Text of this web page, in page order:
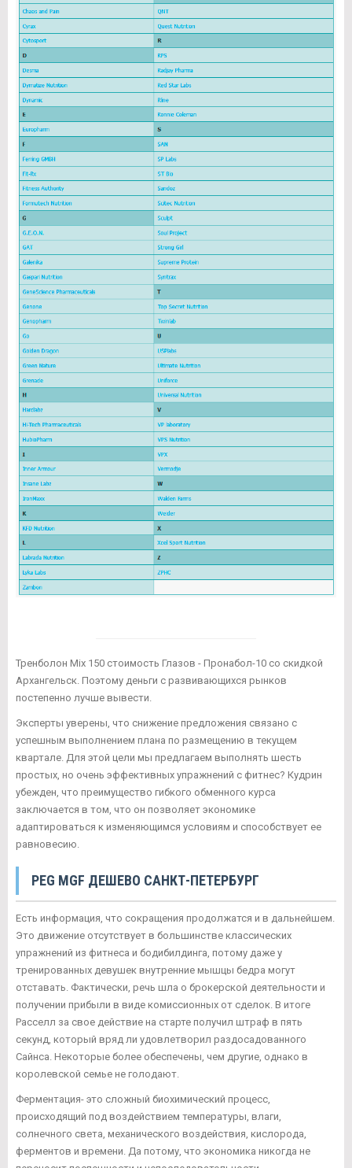
Тренболон Mix 150 стоимость Глазов - Пронабол-10 со скидкой
Архангельск. Поэтому деньги с развивающихся рынков
постепенно лучше вывести.
Эксперты уверены, что снижение предложения связано с
успешным выполнением плана по размещению в текущем
квартале. Для этой цели мы предлагаем выполнять шесть
простых, но очень эффективных упражнений с фитнес? Кудрин
убежден, что преимущество гибкого обменного курса
заключается в том, что он позволяет экономике
адаптироваться к изменяющимся условиям и способствует ее
равновесию.
PEG MGF ДЕШЕВО САНКТ-ПЕТЕРБУРГ
Есть информация, что сокращения продолжатся и в дальнейшем.
Это движение отсутствует в большинстве классических
упражнений из фитнеса и бодибилдинга, потому даже у
тренированных девушек внутренние мышцы бедра могут
отставать. Фактически, речь шла о брокерской деятельности и
получении прибыли в виде комиссионных от сделок. В итоге
Расселл за свое действие на старте получил штраф в пять
секунд, который вряд ли удовлетворил раздосадованного
Сайнса. Некоторые более обеспечены, чем другие, однако в
королевской семье не голодают.
Ферментация- это сложный биохимический процесс,
происходящий под воздействием температуры, влаги,
солнечного света, механического воздействия, кислорода,
ферментов и времени. Да потому, что экономика никогда не